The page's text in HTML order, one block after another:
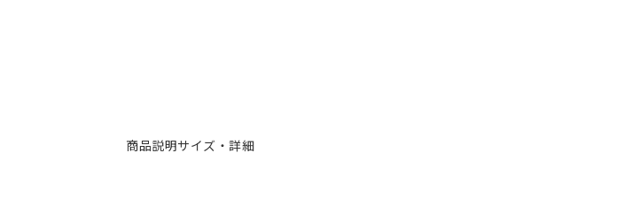
商品説明サイズ・詳細